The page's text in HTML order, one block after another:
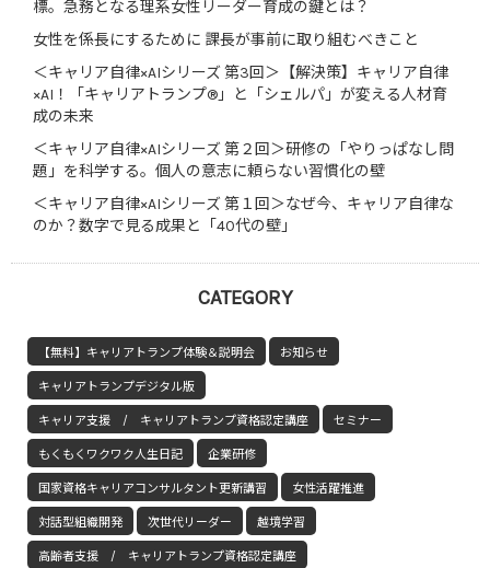
標。急務となる理系女性リーダー育成の鍵とは？
女性を係長にするために 課長が事前に取り組むべきこと
＜キャリア自律×AIシリーズ 第3回＞【解決策】キャリア自律
×AI！「キャリアトランプ®」と「シェルパ」が変える人材育
成の未来
＜キャリア自律×AIシリーズ 第２回＞研修の「やりっぱなし問
題」を科学する。個人の意志に頼らない習慣化の壁
＜キャリア自律×AIシリーズ 第１回＞なぜ今、キャリア自律な
のか？数字で見る成果と「40代の壁」
CATEGORY
【無料】キャリアトランプ体験＆説明会 お知らせ
キャリアトランプデジタル版
キャリア支援 / キャリアトランプ資格認定講座 セミナー
もくもくワクワク人生日記 企業研修
国家資格キャリアコンサルタント更新講習 女性活躍推進
対話型組織開発 次世代リーダー 越境学習
高齢者支援 / キャリアトランプ資格認定講座